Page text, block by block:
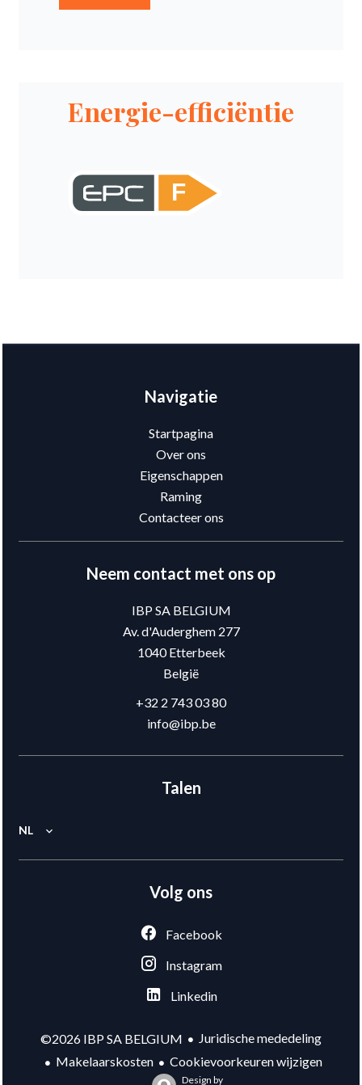
Energie-efficiëntie
F
Navigatie
Startpagina
Over ons
Eigenschappen
Raming
Contacteer ons
Neem contact met ons op
IBP SA BELGIUM
Av. d'Auderghem 277
1040Etterbeek
België
+32 2 743 03 80
info@ibp.be
Talen
NL
Volg ons
Facebook
Instagram
Linkedin
©2026 IBP SA BELGIUM
Juridische mededeling
Makelaarskosten
Cookievoorkeuren wijzigen
Design by